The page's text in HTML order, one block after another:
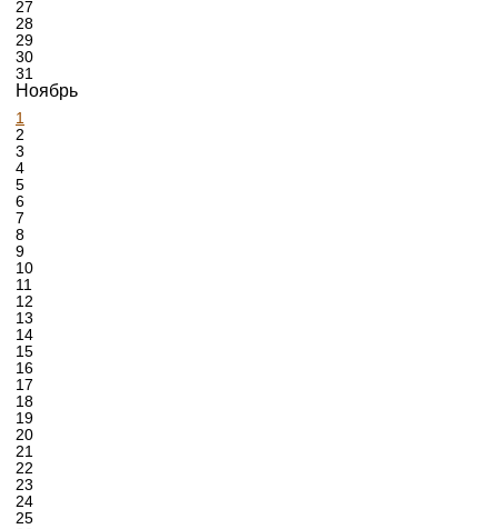
27
28
29
30
31
Ноябрь
1
2
3
4
5
6
7
8
9
10
11
12
13
14
15
16
17
18
19
20
21
22
23
24
25